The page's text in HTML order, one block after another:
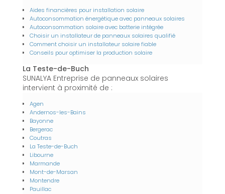
Aides financières pour installation solaire
Autoconsommation énergétique avec panneaux solaires
Autoconsommation solaire avec batterie intégrée
Choisir un installateur de panneaux solaires qualifié
Comment choisir un installateur solaire fiable
Conseils pour optimiser la production solaire
La Teste-de-Buch
SUNALYA Entreprise de panneaux solaires
intervient à proximité de :
Agen
Andernos-les-Bains
Bayonne
Bergerac
Coutras
La Teste-de-Buch
Libourne
Marmande
Mont-de-Marsan
Montendre
Pauillac